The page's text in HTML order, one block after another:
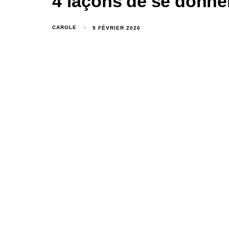
CAROLE 9 FÉVRIER 2026